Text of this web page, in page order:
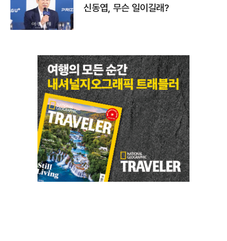
신동엽, 무슨 일이길래?